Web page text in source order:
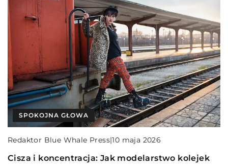
INNE
Redaktor Blue Whale Press|1 sierpnia 2023
Jak system workflow JobRouter może
INNE
Redaktor Blue Whale Press|13 stycznia 2024
Jak wybrać odpowiednie pomoce dla osób
SPOKOJNA GŁOWA
Redaktor Blue Whale Press|10 maja 2026
Cisza i koncentracja: Jak modelarstwo kolejek